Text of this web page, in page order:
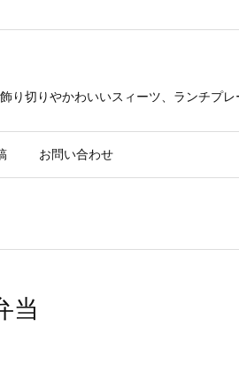
切りやかわいいスィーツ、ランチプ
お問い合わせ
当